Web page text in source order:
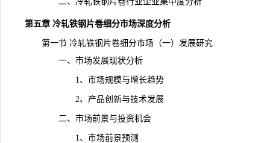
第五章 冷轧铁钢片卷细分市场深度分析
第一节 冷轧铁钢片卷细分市场（一）发展研究
一、市场发展现状分析
1、市场规模与增长趋势
2、产品创新与技术发展
二、市场前景与投资机会
1、市场前景预测